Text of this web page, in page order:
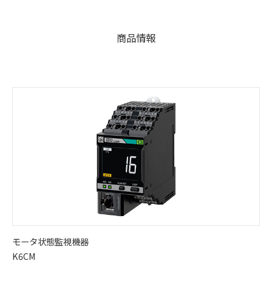
商品情報
モータ状態監視機器
K6CM